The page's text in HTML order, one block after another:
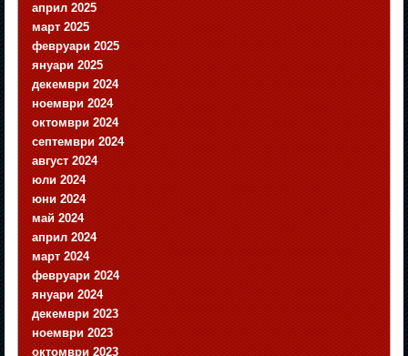
април 2025
март 2025
февруари 2025
януари 2025
декември 2024
ноември 2024
октомври 2024
септември 2024
август 2024
юли 2024
юни 2024
май 2024
април 2024
март 2024
февруари 2024
януари 2024
декември 2023
ноември 2023
октомври 2023